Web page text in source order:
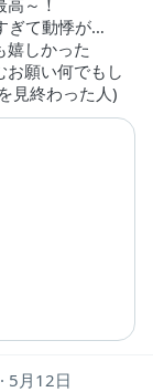
～！
ぎて動悸が…
嬉しかった
お願い何でもし
見終わった人)
5月12日